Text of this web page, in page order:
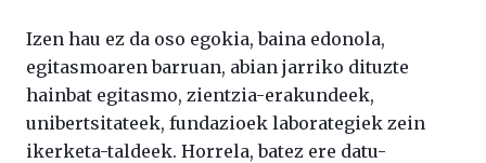
Izen hau ez da oso egokia, baina edonola,
egitasmoaren barruan, abian jarriko dituzte
hainbat egitasmo, zientzia-erakundeek,
unibertsitateek, fundazioek laborategiek zein
ikerketa-taldeek. Horrela, batez ere datu-